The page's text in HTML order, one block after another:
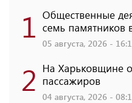
1 Общественные
семь памятников
05 августа, 2026 -
2 На Харьковщине
пассажиров
04 августа, 2026 -